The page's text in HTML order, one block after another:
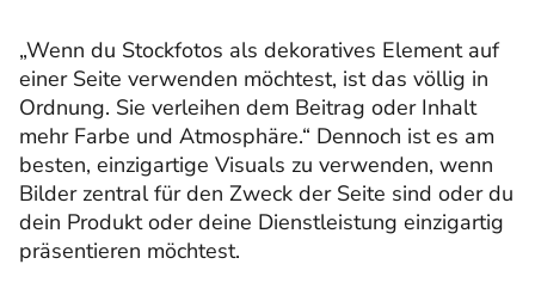
„Wenn du Stockfotos als dekoratives Element auf
einer Seite verwenden möchtest, ist das völlig in
Ordnung. Sie verleihen dem Beitrag oder Inhalt
mehr Farbe und Atmosphäre.“ Dennoch ist es am
besten, einzigartige Visuals zu verwenden, wenn
Bilder zentral für den Zweck der Seite sind oder du
dein Produkt oder deine Dienstleistung einzigartig
präsentieren möchtest.